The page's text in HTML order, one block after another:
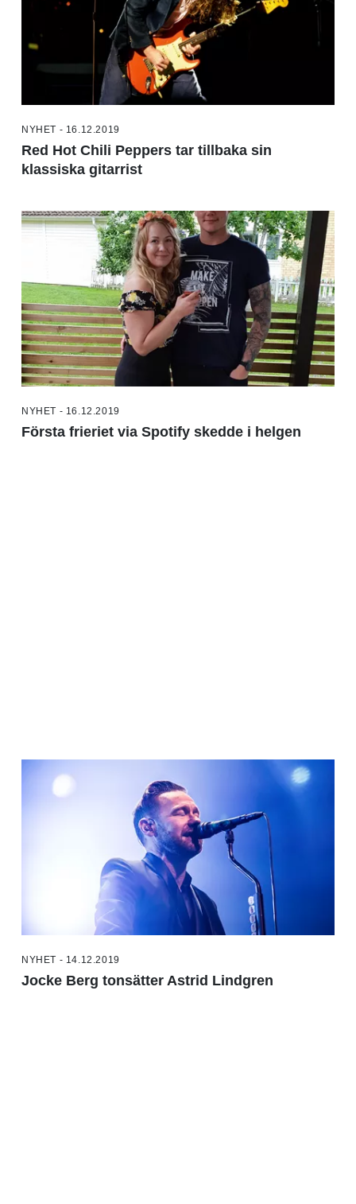
NYHET - 16.12.2019
Red Hot Chili Peppers tar tillbaka sin
klassiska gitarrist
NYHET - 16.12.2019
Första frieriet via Spotify skedde i helgen
NYHET - 14.12.2019
Jocke Berg tonsätter Astrid Lindgren